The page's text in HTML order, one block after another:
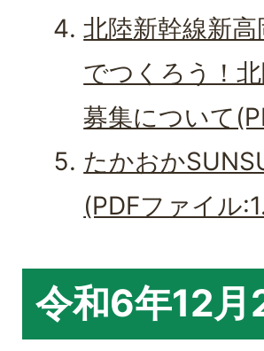
北陸新幹線新
でつくろう！
募集について
たかおか
(PDFファイル
令和6年12月